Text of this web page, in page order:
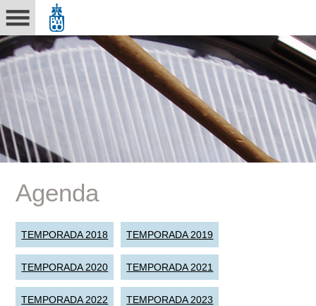
Agenda
TEMPORADA 2018 TEMPORADA 2019
TEMPORADA 2020 TEMPORADA 2021
TEMPORADA 2022 TEMPORADA 2023